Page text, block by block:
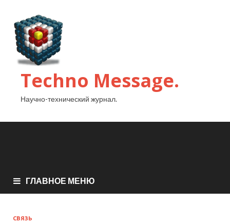
Techno Message.
Научно-технический журнал.
ГЛАВНОЕ МЕНЮ
СВЯЗЬ